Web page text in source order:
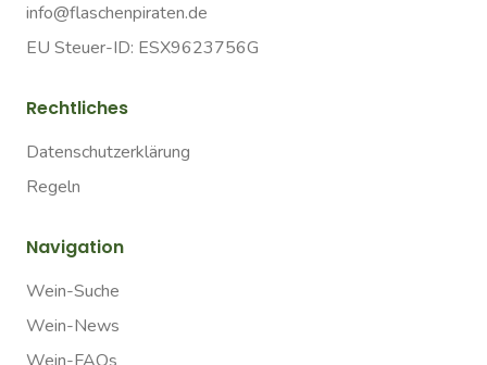
info@flaschenpiraten.de
EU Steuer-ID: ESX9623756G
Rechtliches
Datenschutzerklärung
Regeln
Navigation
Wein-Suche
Wein-News